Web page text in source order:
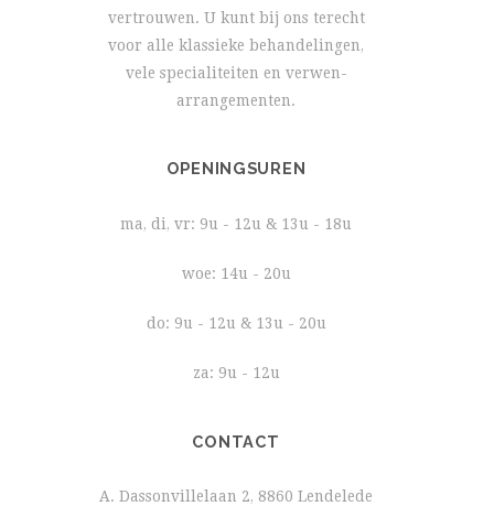
vertrouwen. U kunt bij ons terecht
voor alle klassieke behandelingen,
vele specialiteiten en verwen-
arrangementen.
OPENINGSUREN
ma, di, vr: 9u - 12u & 13u - 18u
woe: 14u - 20u
do: 9u - 12u & 13u - 20u
za: 9u - 12u
CONTACT
A. Dassonvillelaan 2, 8860 Lendelede